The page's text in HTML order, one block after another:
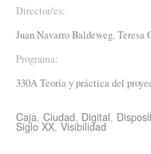
Director/es:
Juan Navarro Baldeweg,Teresa
Programa:
330A Teoría y práctica del
Caja, Ciudad, Digital,
Siglo XX, Visibilidad